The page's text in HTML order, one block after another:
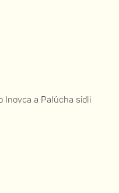
Inovca a Palúcha sídli